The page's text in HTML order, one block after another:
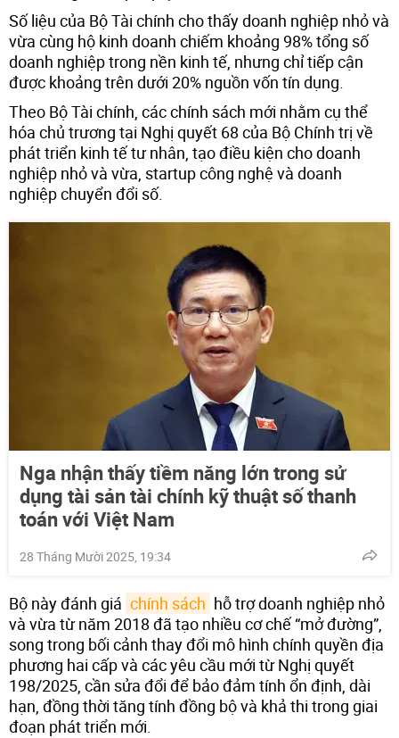
Số liệu của Bộ Tài chính cho thấy doanh nghiệp nhỏ và
vừa cùng hộ kinh doanh chiếm khoảng 98% tổng số
doanh nghiệp trong nền kinh tế, nhưng chỉ tiếp cận
được khoảng trên dưới 20% nguồn vốn tín dụng.
Theo Bộ Tài chính, các chính sách mới nhằm cụ thể
hóa chủ trương tại Nghị quyết 68 của Bộ Chính trị về
phát triển kinh tế tư nhân, tạo điều kiện cho doanh
nghiệp nhỏ và vừa, startup công nghệ và doanh
nghiệp chuyển đổi số.
Nga nhận thấy tiềm năng lớn trong sử
dụng tài sản tài chính kỹ thuật số thanh
toán với Việt Nam
28 Tháng Mười 2025, 19:34
Bộ này đánh giá chính sách hỗ trợ doanh nghiệp nhỏ
và vừa từ năm 2018 đã tạo nhiều cơ chế “mở đường”,
song trong bối cảnh thay đổi mô hình chính quyền địa
phương hai cấp và các yêu cầu mới từ Nghị quyết
198/2025, cần sửa đổi để bảo đảm tính ổn định, dài
hạn, đồng thời tăng tính đồng bộ và khả thi trong giai
đoạn phát triển mới.